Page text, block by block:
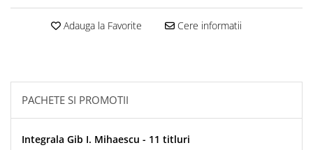
Adauga la Favorite Cere informatii
PACHETE SI PROMOTII
Integrala Gib I. Mihaescu - 11 titluri